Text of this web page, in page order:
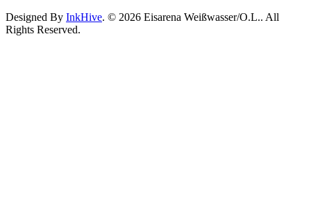
Designed By InkHive. © 2026 Eisarena Weißwasser/O.L.. All
Rights Reserved.